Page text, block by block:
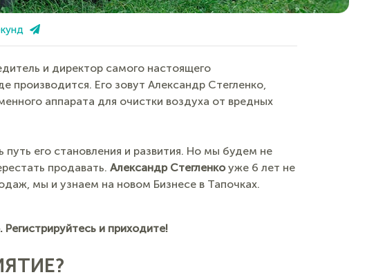
и директор самого настоящего
производится. Его зовут Александр Стегленко,
аппарата для очистки воздуха от вредных
его становления и развития. Но мы будем не
продавать. Александр Стегленкоуже 6 лет не
мы и узнаем на новом Бизнесе в Тапочках.
Регистрируйтесь и приходите!